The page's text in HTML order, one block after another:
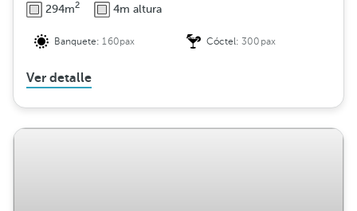
294m2 4m altura
Banquete:160pax Cóctel:300pax
Ver detalle